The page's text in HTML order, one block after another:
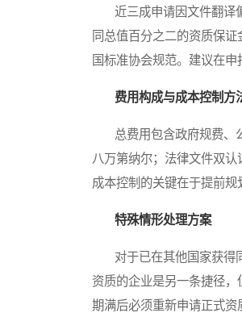
近三成申请因文件翻译偏
同总值百分之二的资质保
国标准协会规范。建议在
费用构成与成本控制方
总费用包含政府规费、公
八万第纳尔；法律文件双认
成本控制的关键在于提前规
特殊情形处理方案
对于已在其他国家获得同
资质的企业是另一条捷径
期满后必须重新申请正式资